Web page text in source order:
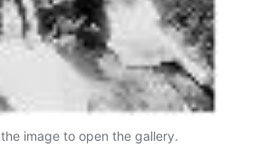
image to open the gallery.